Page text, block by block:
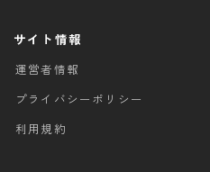
サイト情報
運営者情報
プライバシーポリシー
利用規約